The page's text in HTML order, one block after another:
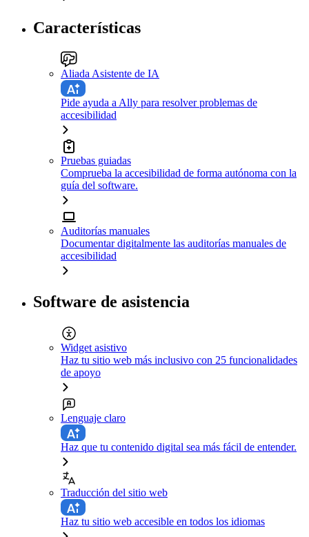
Características
Aliada Asistente de IA
Pide ayuda a Ally para resolver problemas de
accesibilidad
Pruebas guiadas
Comprueba la accesibilidad de forma autónoma con la
guía del software.
Auditorías manuales
Documentar digitalmente las auditorías manuales de
accesibilidad
Software de asistencia
Widget asistivo
Haz tu sitio web más inclusivo con 25 funcionalidades
de apoyo
Lenguaje claro
Haz que tu contenido digital sea más fácil de entender.
Traducción del sitio web
Haz tu sitio web accesible en todos los idiomas